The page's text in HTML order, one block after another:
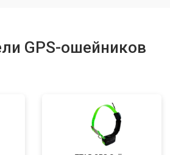
GPS-ошейников